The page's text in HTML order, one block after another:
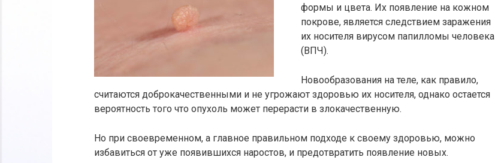
формы и цвета. Их появление на кожном
покрове, является следствием заражения
их носителя вирусом папилломы человека
(ВПЧ).
Новообразования на теле, как правило,
считаются доброкачественными и не угрожают здоровью их носителя, однако остается
вероятность того что опухоль может перерасти в злокачественную.
Но при своевременном, а главное правильном подходе к своему здоровью, можно
избавиться от уже появившихся наростов, и предотвратить появление новых.